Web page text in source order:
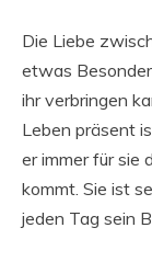
Die Liebe
etwas
ihr verbringen
Leben präsent
er immer für sie
kommt. Sie ist
jeden Tag sein